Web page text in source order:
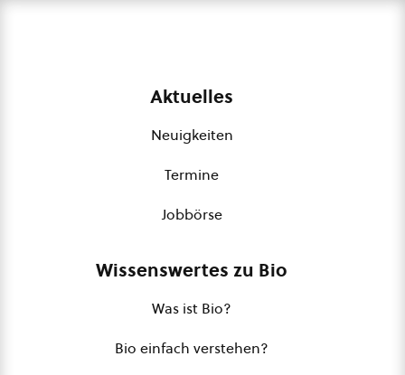
Aktuelles
Neuigkeiten
Termine
Jobbörse
Wissenswertes zu Bio
Was ist Bio?
Bio einfach verstehen?